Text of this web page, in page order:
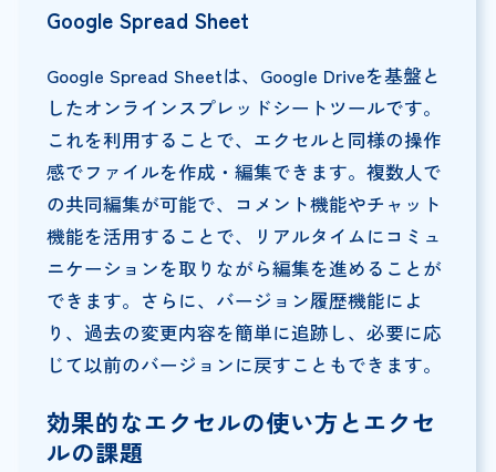
Google Spread Sheet
Google Spread Sheetは、Google Driveを基盤と
したオンラインスプレッドシートツールです。
これを利用することで、エクセルと同様の操作
感でファイルを作成・編集できます。複数人で
の共同編集が可能で、コメント機能やチャット
機能を活用することで、リアルタイムにコミュ
ニケーションを取りながら編集を進めることが
できます。さらに、バージョン履歴機能によ
り、過去の変更内容を簡単に追跡し、必要に応
じて以前のバージョンに戻すこともできます。
効果的なエクセルの使い方とエクセ
ルの課題